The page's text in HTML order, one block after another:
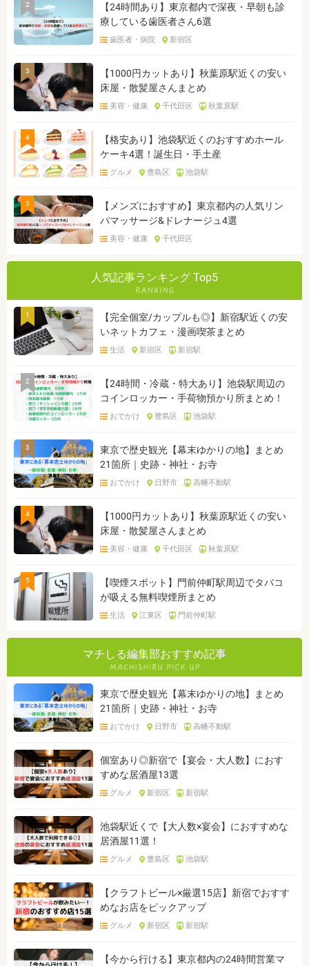
2
【24時間あり】東京都内で深夜・早朝も診
療している歯医者さん6選
歯医者・病院 新宿区
3
【1000円カットあり】秋葉原駅近くの安い
床屋・散髪屋さんまとめ
美容・健康 千代田区 秋葉原駅
4
【格安あり】池袋駅近くのおすすめホール
ケーキ4選！誕生日・手土産
グルメ 豊島区 池袋駅
5
【メンズにおすすめ】東京都内の人気リン
パマッサージ&ドレナージュ4選
美容・健康 千代田区
人気記事ランキング Top5
1
【完全個室/カップルも◎】新宿駅近くの安
いネットカフェ・漫画喫茶まとめ
生活 新宿区 新宿駅
2
【24時間・冷蔵・特大あり】池袋駅周辺の
コインロッカー・手荷物預かり所まとめ！
おでかけ 豊島区 池袋駅
3
東京で歴史観光【幕末ゆかりの地】まとめ
21箇所｜史跡・神社・お寺
おでかけ 日野市 高幡不動駅
4
【1000円カットあり】秋葉原駅近くの安い
床屋・散髪屋さんまとめ
美容・健康 千代田区 秋葉原駅
5
【喫煙スポット】門前仲町駅周辺でタバコ
が吸える無料喫煙所まとめ
生活 江東区 門前仲町駅
マチしる編集部おすすめ記事
東京で歴史観光【幕末ゆかりの地】まとめ
21箇所｜史跡・神社・お寺
おでかけ 日野市 高幡不動駅
個室あり◎新宿で【宴会・大人数】におす
すめな居酒屋13選
グルメ 新宿区 新宿駅
池袋駅近くで【大人数×宴会】におすすめな
居酒屋11選！
グルメ 豊島区 池袋駅
【クラフトビール×厳選15店】新宿でおすす
めなお店をピックアップ
グルメ 新宿区 新宿駅
【今から行ける】東京都内の24時間営業マ